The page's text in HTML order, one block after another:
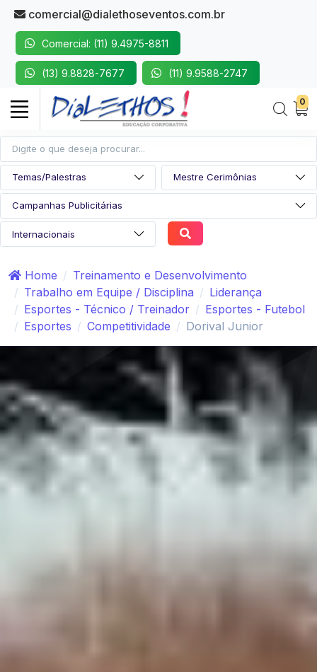
comercial@dialethoseventos.com.br
Comercial: (11) 9.4975-8811
(13) 9.8828-7677 (11) 9.9588-2747
0
Home
Treinamento e Desenvolvimento
Trabalho em Equipe / Disciplina
Liderança
Esportes - Técnico / Treinador
Esportes - Futebol
Esportes
Competitividade Dorival Junior